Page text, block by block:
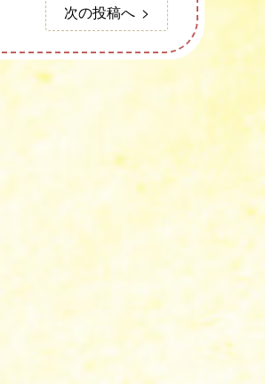
次の投稿へ